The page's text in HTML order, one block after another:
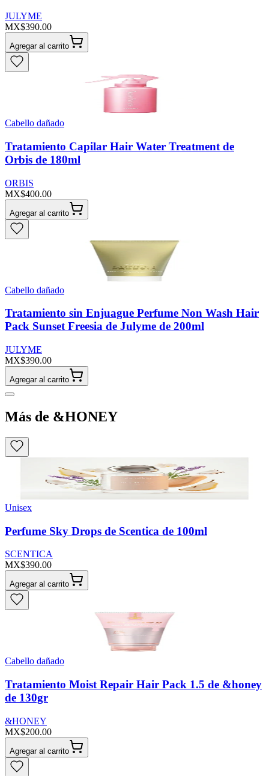
JULYME
MX$390.00
Agregar al carrito
Cabello dañado
Tratamiento Capilar Hair Water Treatment de
Orbis de 180ml
ORBIS
MX$400.00
Agregar al carrito
Cabello dañado
Tratamiento sin Enjuague Perfume Non Wash Hair
Pack Sunset Freesia de Julyme de 200ml
JULYME
MX$390.00
Agregar al carrito
Más de &HONEY
Unisex
Perfume Sky Drops de Scentica de 100ml
SCENTICA
MX$390.00
Agregar al carrito
Cabello dañado
Tratamiento Moist Repair Hair Pack 1.5 de &honey
de 130gr
&HONEY
MX$200.00
Agregar al carrito